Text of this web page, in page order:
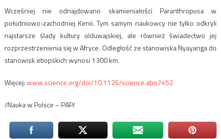
Wcześniej nie odnajdowano skamieniałości Paranthropusa w
południowo-zachodniej Kenii. Tym samym naukowcy nie tylko odkryli
najstarsze ślady kultury olduwajskiej, ale również świadectwo jej
rozprzestrzenienia się w Afryce. Odległość ze stanowiska Nyayanga do
stanowisk etiopskich wynosi 1300 km.
Więcej:www.science.org/doi/10.1126/science.abo7452
/Nauka w Polsce – PAP/